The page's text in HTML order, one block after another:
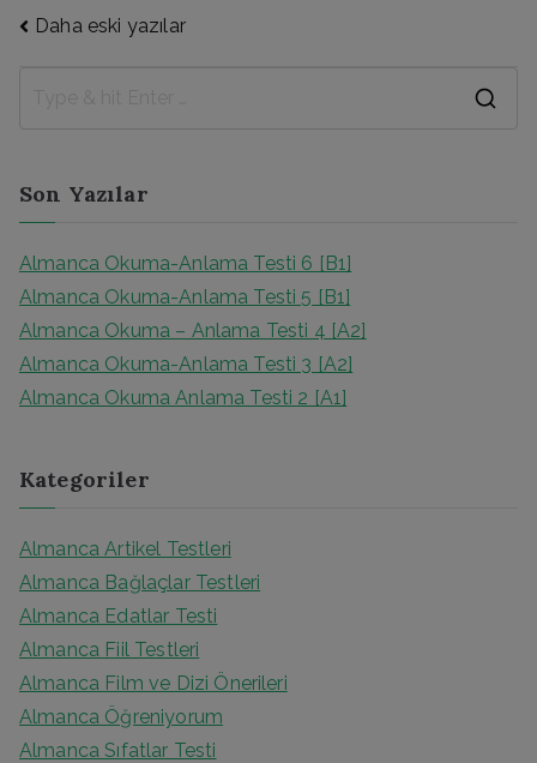
Yazı
Daha eski yazılar
Son Yazılar
Almanca Okuma-Anlama Testi 6 [B1]
Almanca Okuma-Anlama Testi 5 [B1]
Almanca Okuma – Anlama Testi 4 [A2]
Almanca Okuma-Anlama Testi 3 [A2]
Almanca Okuma Anlama Testi 2 [A1]
Kategoriler
Almanca Artikel Testleri
Almanca Bağlaçlar Testleri
Almanca Edatlar Testi
Almanca Fiil Testleri
Almanca Film ve Dizi Önerileri
Almanca Öğreniyorum
Almanca Sıfatlar Testi